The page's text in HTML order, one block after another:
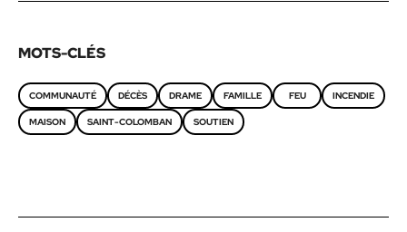
MOTS-CLÉS
COMMUNAUTÉ DÉCÈS DRAME FAMILLE FEU INCENDIE
MAISON SAINT-COLOMBAN SOUTIEN